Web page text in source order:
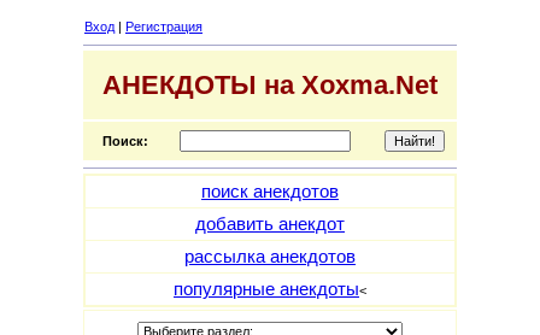
Вход | Регистрация
АНЕКДОТЫ на Xoxma.Net
Поиск:
поиск анекдотов
добавить анекдот
рассылка анекдотов
популярные анекдоты<